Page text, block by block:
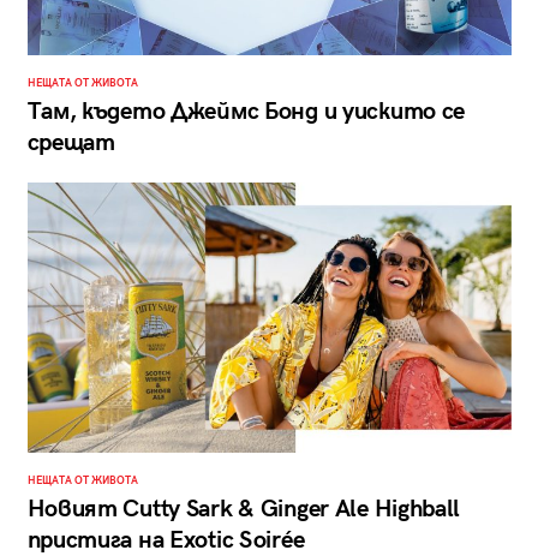
НЕЩАТА ОТ ЖИВОТА
Там, където Джеймс Бонд и уискито се
срещат
НЕЩАТА ОТ ЖИВОТА
Новият Cutty Sark & Ginger Ale Highball
пристига на Exotic Soirée